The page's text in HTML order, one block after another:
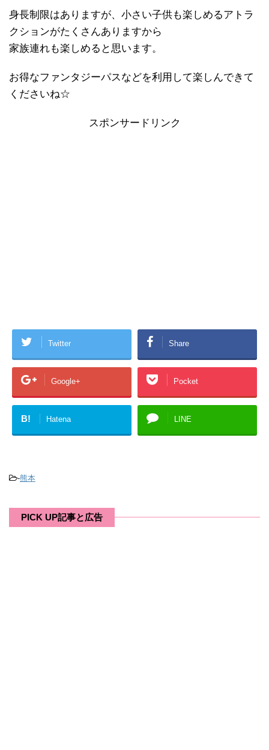
身長制限はありますが、小さい子供も楽しめるアトラ
クションがたくさんありますから
家族連れも楽しめると思います。
お得なファンタジーパスなどを利用して楽しんできて
くださいね☆
スポンサードリンク
Twitter Share
Google+ Pocket
B! Hatena LINE
-熊本
PICK UP記事と広告